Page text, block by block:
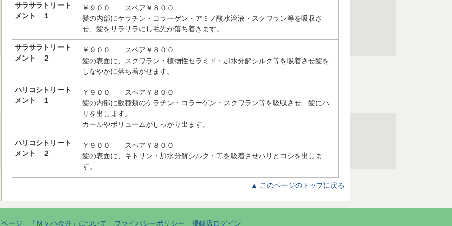
サラサラトリート
メント １
￥９００ スペア￥８００
髪の内部にケラチン・コラーゲン・アミノ酸水溶液・スクワラン等を吸収さ
せ、髪をサラサラにし毛先が落ち着きます。
サラサラトリート
メント ２
￥９００ スペア￥８００
髪の表面に、スクワラン・植物性セラミド・加水分解シルク等を吸着させ髪を
しなやかに落ち着かせます。
ハリコシトリート
メント １
￥９００ スペア￥８００
髪の内部に数種類のケラチン・コラーゲン・スクワラン等を吸収させ、髪にハ
リを出します。
カールやボリュームがしっかり出ます。
ハリコシトリート
メント ２
￥９００ スペア￥８００
髪の表面に、キトサン・加水分解シルク・等を吸着させハリとコシを出しま
す。
▲ このページのトップに戻る
ージ 「Ｍｙ小金井」について プライバシーポリシー 掲載店ログイン